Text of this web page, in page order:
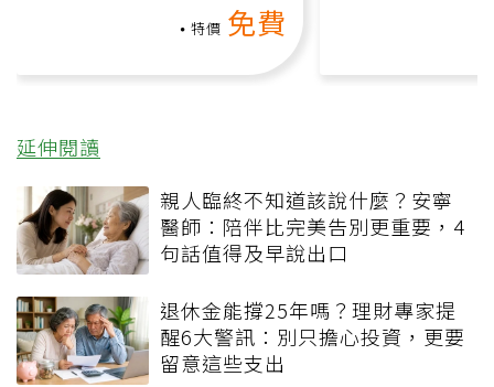
特價 免費
延伸閱讀
親人臨終不知道該說什麼？安寧
醫師：陪伴比完美告別更重要，4
句話值得及早說出口
退休金能撐25年嗎？理財專家提
醒6大警訊：別只擔心投資，更要
留意這些支出